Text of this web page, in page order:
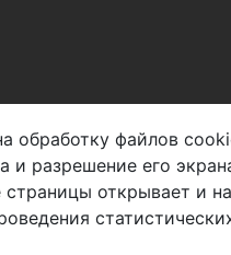
соц. сетях
обработку файлов
разрешение его
открывает и